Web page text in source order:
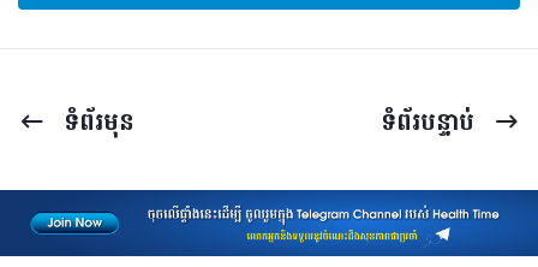
ទំព័រ​មុន ទំព័រ​បន្ទាប់